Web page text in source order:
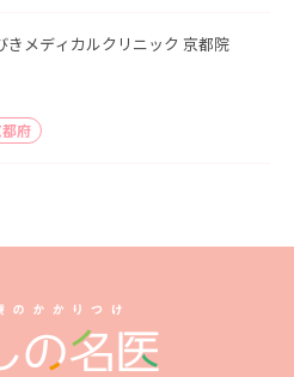
きメディカルクリニック 京都院
府